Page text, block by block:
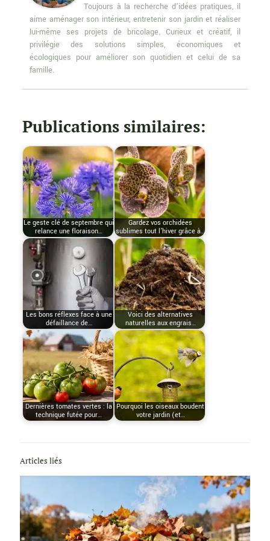
Toujours à la recherche d’idées pratiques, il
aime aménager son intérieur, entretenir son jardin et réaliser
lui-même ses projets de bricolage. Curieux et créatif, il
privilégie des solutions simples, économiques et
écologiques pour améliorer son quotidien et celui de sa
famille.
Publications similaires:
Le geste clé de septembre qui
relance une floraison…
Gardez vos orchidées
sublimes tout l'hiver grâce à…
Les bons réflexes face à une
défaillance de…
Voici des alternatives
naturelles aux engrais…
Dernières tomates vertes : la
technique futée pour…
Pourquoi les oiseaux boudent
votre jardin (et…
Articles liés